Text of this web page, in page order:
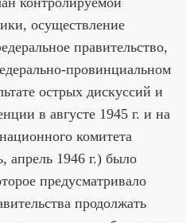
осуществление
правительство,
провинциальном
острых дискуссий и
в августе 1945 г. и на
комитета
апрель 1946 г.) было
предусматривало
продолжать